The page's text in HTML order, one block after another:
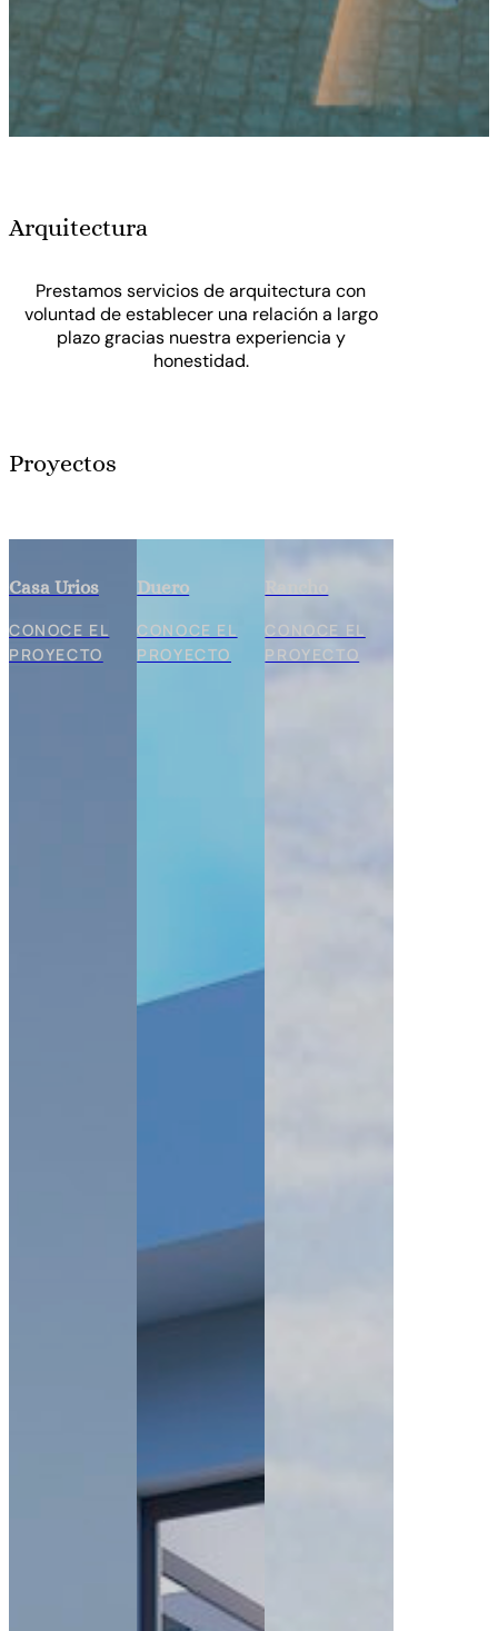
Arquitectura
Prestamos servicios de arquitectura con
voluntad de establecer una relación a largo
plazo gracias nuestra experiencia y
honestidad.
Proyectos
Casa Urios
CONOCE EL
PROYECTO
Duero
CONOCE EL
PROYECTO
Rancho
CONOCE EL
PROYECTO